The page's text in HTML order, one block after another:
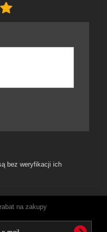
bez weryfikacji ich
na zakupy